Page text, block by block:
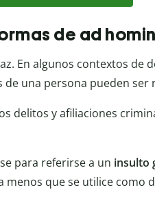
de ad
En algunos contextos de
de una persona pueden ser
delitos y afiliaciones
para referirse a un insulto
menos que se utilice como